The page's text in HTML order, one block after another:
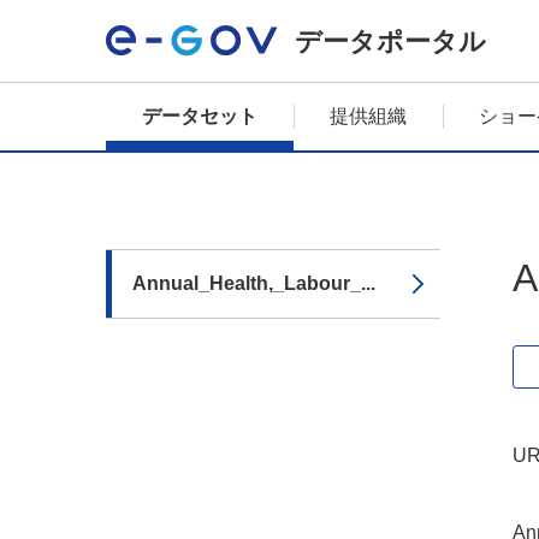
データポータル
データセット 提供組織 ショ
Annual_Health,_Labour_...